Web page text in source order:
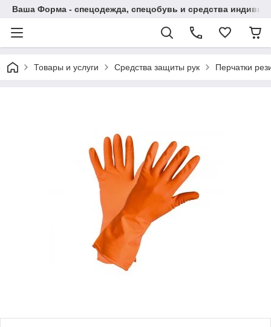
Ваша Форма - спецодежда, спецобувь и средства
Товары и услуги Средства защиты рук Перчатки